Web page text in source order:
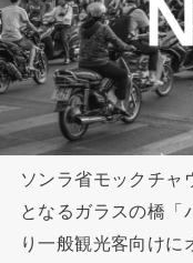
ソンラ省モックチャ
となるガラスの橋「
り一般観光客向けに